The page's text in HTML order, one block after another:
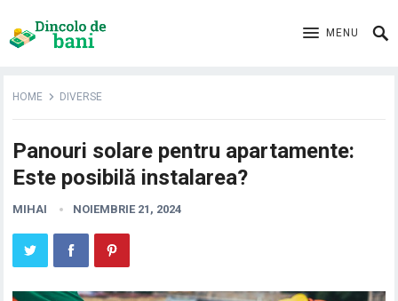
MENU
HOME DIVERSE
Panouri solare pentru apartamente:
Este posibilă instalarea?
MIHAI NOIEMBRIE 21, 2024